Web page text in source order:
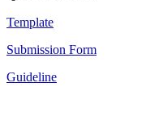
Template
Submission Form
Guideline